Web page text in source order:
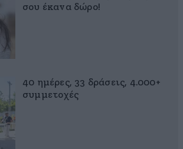
σου έκανα δώρο!
40 ημέρες, 33 δράσεις, 4.000+
συμμετοχές